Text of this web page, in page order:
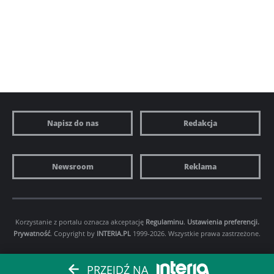
Napisz do nas Redakcja
Newsroom Reklama
Korzystanie z portalu oznacza akceptację Regulaminu. Ustawienia preferencji.
Prywatność. Copyright by INTERIA.PL 1999-2026. Wszystkie prawa zastrzeżone.
PRZEJDŹ NA